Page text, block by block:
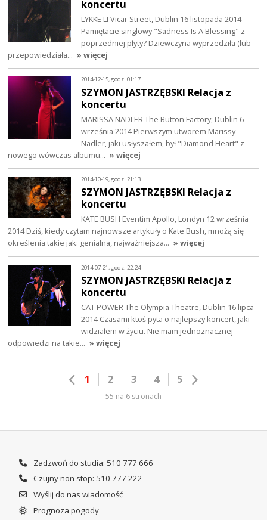
koncertu
LYKKE LI Vicar Street, Dublin 16 listopada 2014
Pamiętacie singlowy "Sadness Is A Blessing" z
poprzedniej płyty? Dziewczyna wyprzedziła (lub
przepowiedziała… » więcej
2014-12-15, godz. 01:17
SZYMON JASTRZĘBSKI Relacja z
koncertu
MARISSA NADLER The Button Factory, Dublin 6
września 2014 Pierwszym utworem Marissy
Nadler, jaki usłyszałem, był "Diamond Heart" z
nowego wówczas albumu… » więcej
2014-10-19, godz. 21:13
SZYMON JASTRZĘBSKI Relacja z
koncertu
KATE BUSH Eventim Apollo, Londyn 12 września
2014 Dziś, kiedy czytam najnowsze artykuły o Kate Bush, mnożą się
określenia takie jak: genialna, najważniejsza… » więcej
2014-07-21, godz. 22:24
SZYMON JASTRZĘBSKI Relacja z
koncertu
CAT POWER The Olympia Theatre, Dublin 16 lipca
2014 Czasami ktoś pyta o najlepszy koncert, jaki
widziałem w życiu. Nie mam jednoznacznej
odpowiedzi na takie… » więcej
1 2 3 4 5
55 na 6 stronach
Zadzwoń do studia: 510 777 666
Czujny non stop: 510 777 222
Wyślij do nas wiadomość
Prognoza pogody